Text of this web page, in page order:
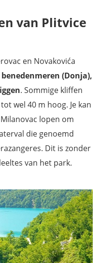
van Plitvice
en Novakovića
(Donja),
. Sommige kliffen
wel 40 m hoog. Je kan
lopen om
die genoemd
Dit is zonder
van het park.